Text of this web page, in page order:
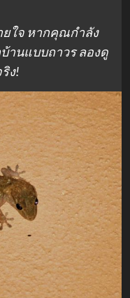
ใจ หากคุณกำลัง
านแบบถาวร ลองดู
ง!